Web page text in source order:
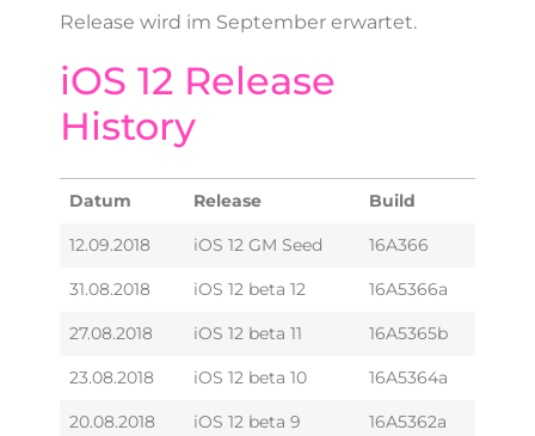
Release wird im September erwartet.
iOS 12 Release
History
Datum Release Build
12.09.2018 iOS 12 GM Seed 16A366
31.08.2018 iOS 12 beta 12 16A5366a
27.08.2018 iOS 12 beta 11 16A5365b
23.08.2018 iOS 12 beta 10 16A5364a
20.08.2018 iOS 12 beta 9 16A5362a